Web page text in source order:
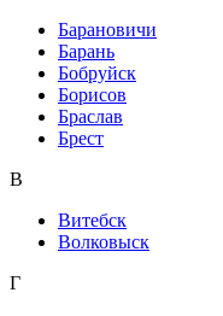
Барановичи
Барань
Бобруйск
Борисов
Браслав
Брест
В
Витебск
Волковыск
Г